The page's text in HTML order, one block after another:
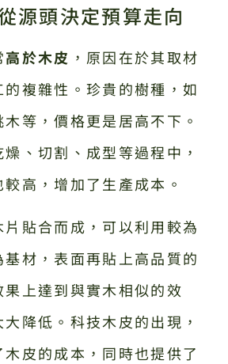
源頭決定預算走向
高於木皮 ，原因在於其取材
複雜性。珍貴的樹種，如
等，價格更是居高不下。
、切割、成型等過程中，
高，增加了生產成本。
片貼合而成，可以利用較為
材，表面再貼上高品質的
上達到與實木相似的效
降低。科技木皮的出現，
皮的成本，同時也提供了